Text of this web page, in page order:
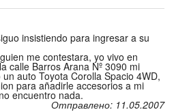
insistiendo para ingresar a su
me contestara, yo vivo en
calle Barros Arana Nº 3090 mi
auto Toyota Corolla Spacio 4WD,
para añadirle accesorios a mi
encuentro nada.
Отправлено: 11.05.2007